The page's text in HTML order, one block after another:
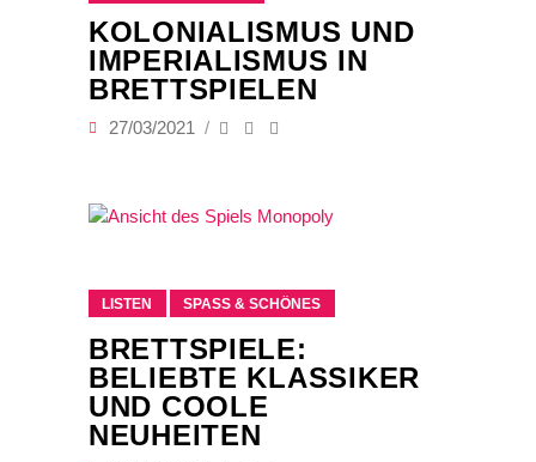
KOLONIALISMUS UND
IMPERIALISMUS IN
BRETTSPIELEN
27/03/2021
LISTEN SPASS & SCHÖNES
BRETTSPIELE:
BELIEBTE KLASSIKER
UND COOLE
NEUHEITEN